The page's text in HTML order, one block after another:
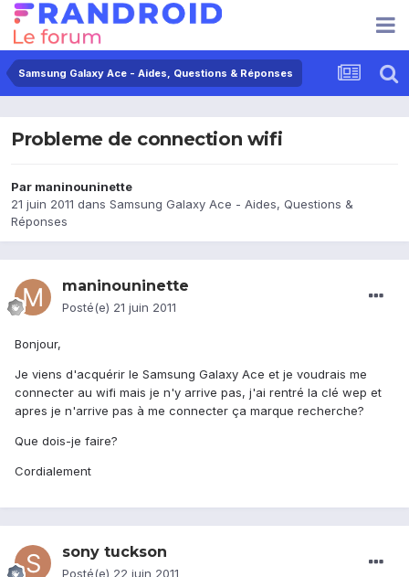
Samsung Galaxy Ace - Aides, Questions & Réponses
Probleme de connection wifi
Par maninouninette
21 juin 2011 dans Samsung Galaxy Ace - Aides, Questions &
Réponses
maninouninette
Posté(e) 21 juin 2011
Bonjour,
Je viens d'acquérir le Samsung Galaxy Ace et je voudrais me
connecter au wifi mais je n'y arrive pas, j'ai rentré la clé wep et
apres je n'arrive pas à me connecter ça marque recherche?
Que dois-je faire?
Cordialement
sony tuckson
Posté(e) 22 juin 2011